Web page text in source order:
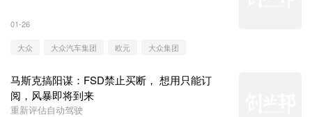
01-26
大众 大众汽车集团 欧元 大众集团
马斯克搞阳谋：FSD禁止买断， 想用只能订
阅，风暴即将到来
重新评估自动驾驶